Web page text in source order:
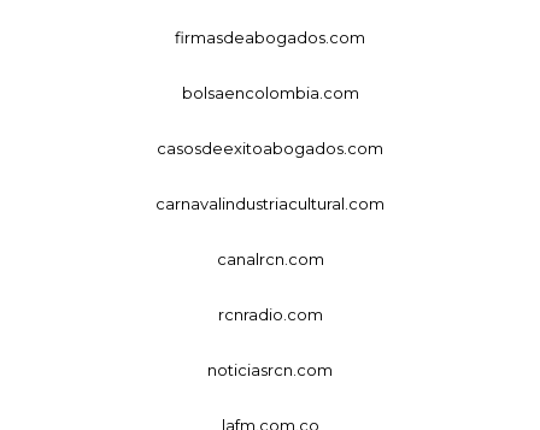
firmasdeabogados.com
bolsaencolombia.com
casosdeexitoabogados.com
carnavalindustriacultural.com
canalrcn.com
rcnradio.com
noticiasrcn.com
lafm.com.co